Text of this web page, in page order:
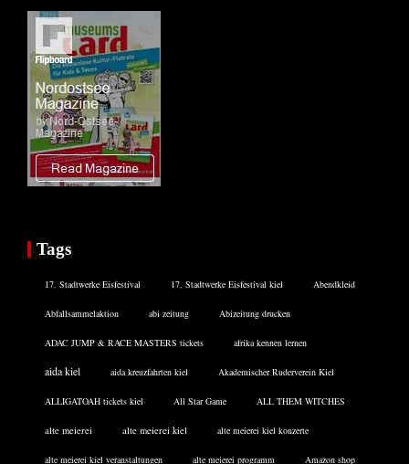
Tags
17. Stadtwerke Eisfestival 17. Stadtwerke Eisfestival kiel Abendkleid
Abfallsammelaktion abi zeitung Abizeitung drucken
ADAC JUMP & RACE MASTERS tickets afrika kennen lernen
aida kiel aida kreuzfahrten kiel Akademischer Ruderverein Kiel
ALLIGATOAH tickets kiel All Star Game ALL THEM WITCHES
alte meierei alte meierei kiel alte meierei kiel konzerte
alte meierei kiel veranstaltungen alte meierei programm Amazon shop